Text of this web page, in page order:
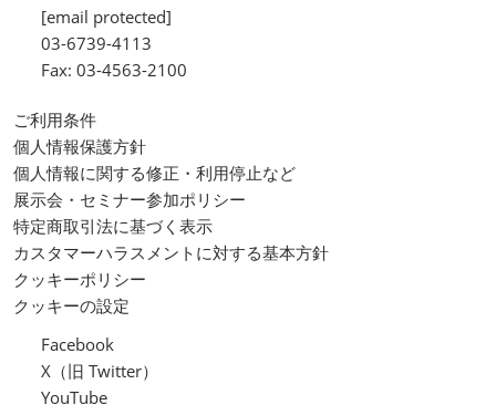
[email protected]
03-6739-4113
Fax: 03-4563-2100
ご利用条件
個人情報保護方針
個人情報に関する修正・利用停止など
展示会・セミナー参加ポリシー
特定商取引法に基づく表示
カスタマーハラスメントに対する基本方針
クッキーポリシー
クッキーの設定
Facebook
X（旧 Twitter）
YouTube